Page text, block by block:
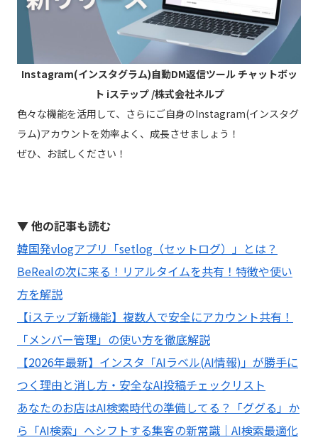
Instagram(インスタグラム)自動DM返信ツール チャットボッ
ト iステップ /株式会社ネルプ
色々な機能を活用して、さらにご自身のInstagram(インスタグ
ラム)アカウントを効率よく、成長させましょう！
ぜひ、お試しください！
▼ 他の記事も読む
韓国発vlogアプリ「setlog（セットログ）」とは？
BeRealの次に来る！リアルタイムを共有！特徴や使い
方を解説
【iステップ新機能】複数人で安全にアカウント共有！
「メンバー管理」の使い方を徹底解説
【2026年最新】インスタ「AIラベル(AI情報)」が勝手に
つく理由と消し方・安全なAI投稿チェックリスト
あなたのお店はAI検索時代の準備してる？「ググる」か
ら「AI検索」へシフトする集客の新常識｜AI検索最適化